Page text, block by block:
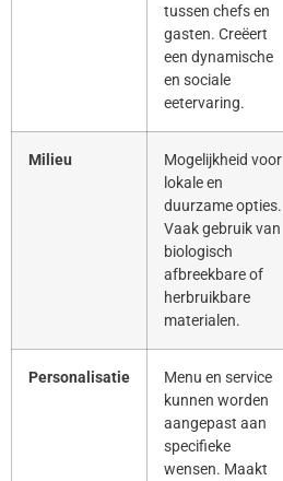
tussen chefs en
gasten. Creëert
een dynamische
en sociale
eetervaring.
Milieu
Mogelijkheid voor
lokale en
duurzame opties.
Vaak gebruik van
biologisch
afbreekbare of
herbruikbare
materialen.
Personalisatie
Menu en service
kunnen worden
aangepast aan
specifieke
wensen. Maakt